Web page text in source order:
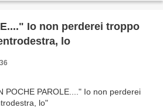
Io non perderei troppo
lo